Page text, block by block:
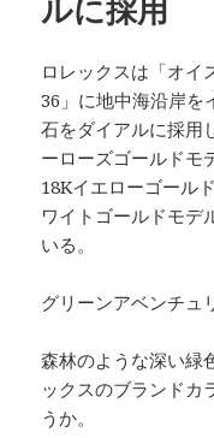
ルに採用
ロレックスは「オイ
36」に地中海沿岸を
石をダイアルに採用
ーローズゴールドモ
18Kイエローゴール
ワイトゴールドモデ
いる。
グリーンアベンチュ
森林のような深い緑
ックスのブランドカ
うか。